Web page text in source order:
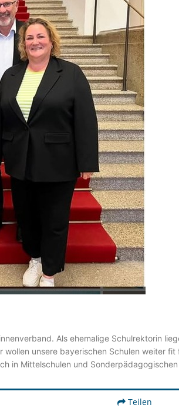
Als ehemalige Schulrektorin
wollen unsere bayerischen Schulen weiter
in Mittelschulen und
Teilen